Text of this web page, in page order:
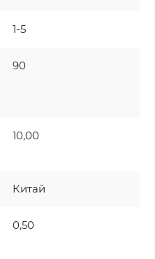
1-5
90
10,00
Китай
0,50